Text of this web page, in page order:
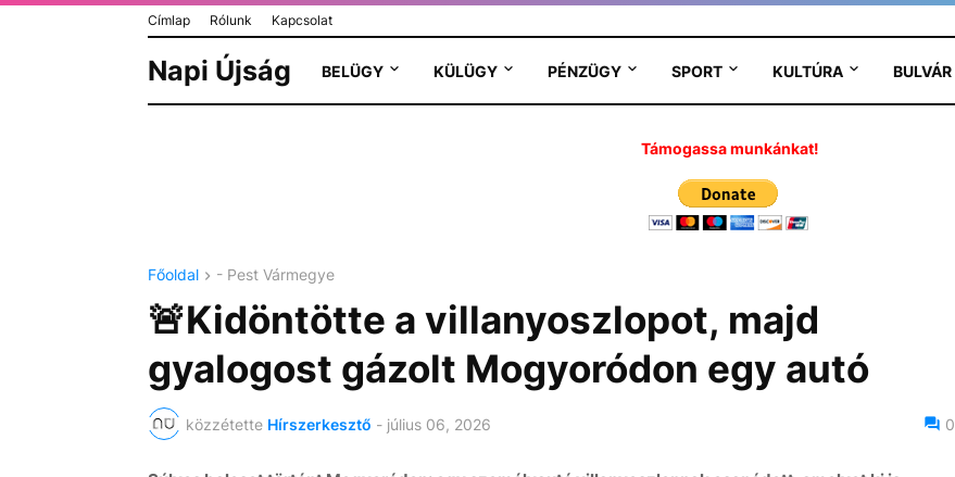
Címlap Rólunk Kapcsolat
Napi Újság BELÜGY KÜLÜGY PÉNZÜGY SPORT KULTÚRA BULVÁR
Támogassa munkánkat!
Főoldal - Pest Vármegye
🚨Kidöntötte a villanyoszlopot, majd
gyalogost gázolt Mogyoródon egy autó
közzétette Hírszerkesztő - július 06, 2026 0